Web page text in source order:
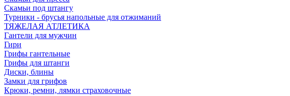
Скамьи под штангу
Турники - брусья напольные для отжиманий
ТЯЖЕЛАЯ АТЛЕТИКА
Гантели для мужчин
Гири
Грифы гантельные
Грифы для штанги
Диски, блины
Замки для грифов
Крюки, ремни, лямки страховочные